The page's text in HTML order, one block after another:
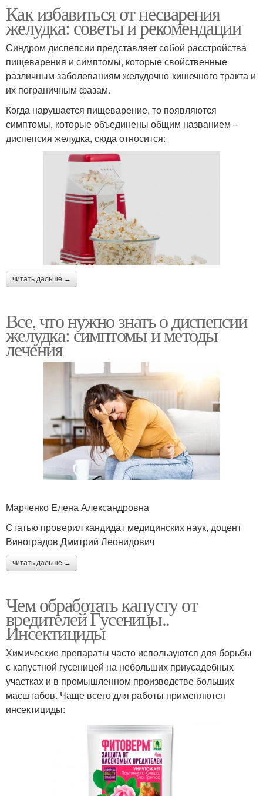
Как избавиться от несварения
желудка: советы и рекомендации
Синдром диспепсии представляет собой расстройства
пищеварения и симптомы, которые свойственные
различным заболеваниям желудочно-кишечного тракта и
их пограничным фазам.
Когда нарушается пищеварение, то появляются
симптомы, которые объединены общим названием –
диспепсия желудка, сюда относится:
читать дальше →
Все, что нужно знать о диспепсии
желудка: симптомы и методы
лечения
Марченко Елена Александровна
Статью проверил кандидат медицинских наук, доцент
Виноградов Дмитрий Леонидович
читать дальше →
Чем обработать капусту от
вредителей Гусеницы..
Инсектициды
Химические препараты часто используются для борьбы
с капустной гусеницей на небольших приусадебных
участках и в промышленном производстве больших
масштабов. Чаще всего для работы применяются
инсектициды: